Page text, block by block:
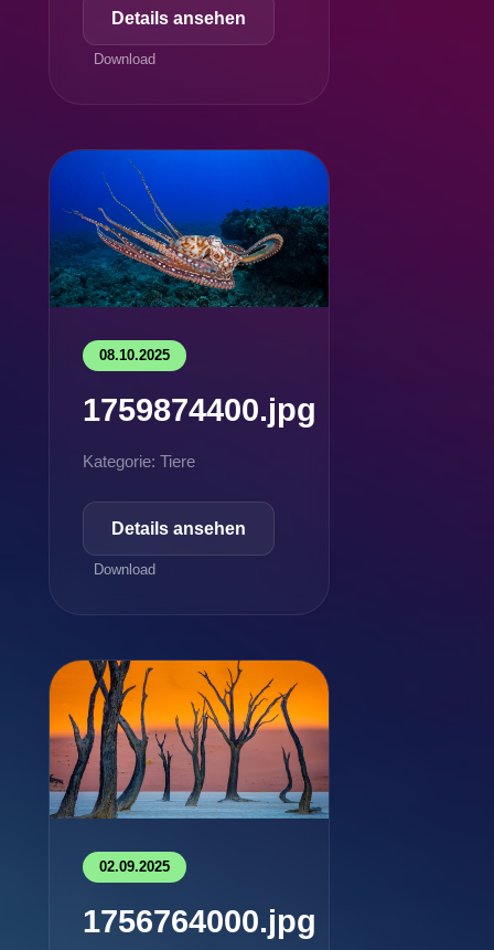
Details ansehen
Download
08.10.2025
1759874400.jpg
Kategorie: Tiere
Details ansehen
Download
02.09.2025
1756764000.jpg